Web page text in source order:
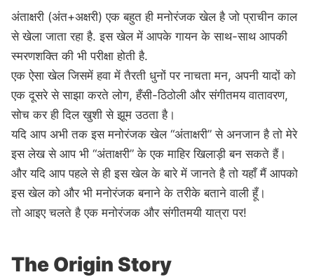
अंताक्षरी (अंत+अक्षरी) एक बहुत ही मनोरंजक खेल है जो प्राचीन काल
से खेला जाता रहा है. इस खेल में आपके गायन के साथ-साथ आपकी
स्मरणशक्ति की भी परीक्षा होती है.
एक ऐसा खेल जिसमें हवा में तैरती धुनों पर नाचता मन, अपनी यादों को
एक दूसरे से साझा करते लोग, हँसी-ठिठोली और संगीतमय वातावरण,
सोच कर ही दिल खुशी से झूम उठता है।
यदि आप अभी तक इस मनोरंजक खेल “अंताक्षरी” से अनजान है तो मेरे
इस लेख से आप भी “अंताक्षरी” के एक माहिर खिलाड़ी बन सकते हैं।
और यदि आप पहले से ही इस खेल के बारे में जानते है तो यहाँ मैं आपको
इस खेल को और भी मनोरंजक बनाने के तरीके बताने वाली हूँ।
तो आइए चलते है एक मनोरंजक और संगीतमयी यात्रा पर!
The Origin Story